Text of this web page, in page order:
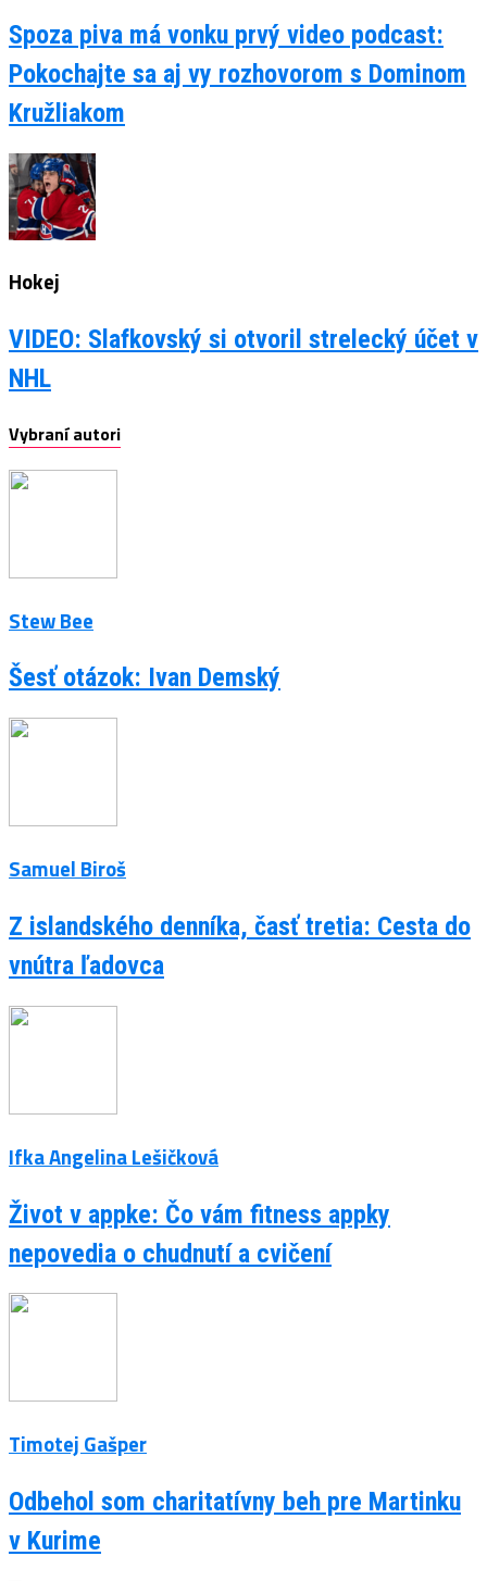
Spoza piva má vonku prvý video podcast:
Pokochajte sa aj vy rozhovorom s Dominom
Kružliakom
Hokej
VIDEO: Slafkovský si otvoril strelecký účet v
NHL
Vybraní autori
Stew Bee
Šesť otázok: Ivan Demský
Samuel Biroš
Z islandského denníka, časť tretia: Cesta do
vnútra ľadovca
Ifka Angelina Lešičková
Život v appke: Čo vám fitness appky
nepovedia o chudnutí a cvičení
Timotej Gašper
Odbehol som charitatívny beh pre Martinku
v Kurime